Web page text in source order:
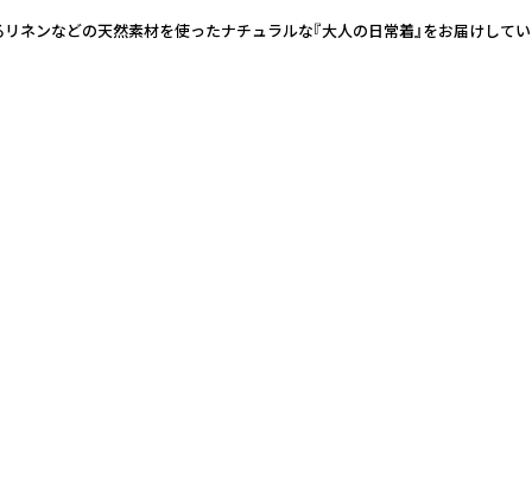
ネンなどの天然素材を使ったナチュラルな『大人の日常着』をお届けしてい